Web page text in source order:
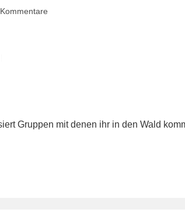
Gruppen mit denen ihr in den Wald